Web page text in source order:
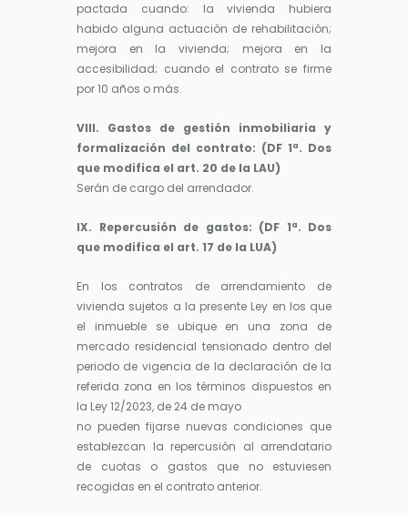
pactada cuando: la vivienda hubiera
habido alguna actuación de rehabilitación;
mejora en la vivienda; mejora en la
accesibilidad; cuando el contrato se firme
por 10 años o más.
VIII. Gastos de gestión inmobiliaria y
formalización del contrato: (DF 1ª. Dos
que modifica el art. 20 de la LAU)
Serán de cargo del arrendador.
IX. Repercusión de gastos: (DF 1ª. Dos
que modifica el art. 17 de la LUA)
En los contratos de arrendamiento de
vivienda sujetos a la presente Ley en los que
el inmueble se ubique en una zona de
mercado residencial tensionado dentro del
periodo de vigencia de la declaración de la
referida zona en los términos dispuestos en
la Ley 12/2023, de 24 de mayo
no pueden fijarse nuevas condiciones que
establezcan la repercusión al arrendatario
de cuotas o gastos que no estuviesen
recogidas en el contrato anterior.